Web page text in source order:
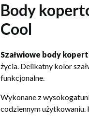
Body
Cool
Szałwiowe body
życia. Delikatny kolor
funkcjonalne.
Wykonane z
codziennym użytkowaniu.